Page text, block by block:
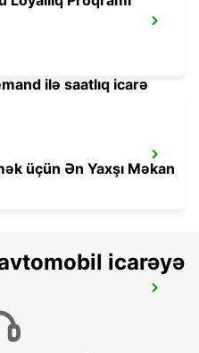
ilə saatlıq icarə
üçün Ən Yaxşı Məkan
icarəyə